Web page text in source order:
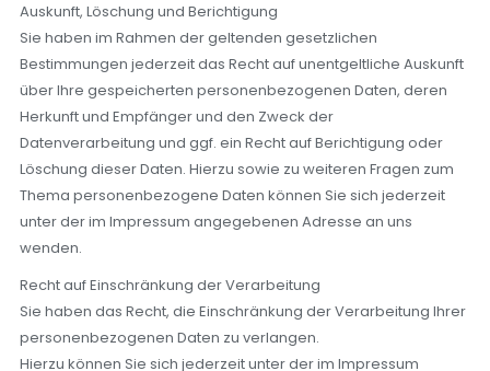
Auskunft, Löschung und Berichtigung
Sie haben im Rahmen der geltenden gesetzlichen
Bestimmungen jederzeit das Recht auf unentgeltliche Auskunft
über Ihre gespeicherten personenbezogenen Daten, deren
Herkunft und Empfänger und den Zweck der
Datenverarbeitung und ggf. ein Recht auf Berichtigung oder
Löschung dieser Daten. Hierzu sowie zu weiteren Fragen zum
Thema personenbezogene Daten können Sie sich jederzeit
unter der im Impressum angegebenen Adresse an uns
wenden.
Recht auf Einschränkung der Verarbeitung
Sie haben das Recht, die Einschränkung der Verarbeitung Ihrer
personenbezogenen Daten zu verlangen.
Hierzu können Sie sich jederzeit unter der im Impressum